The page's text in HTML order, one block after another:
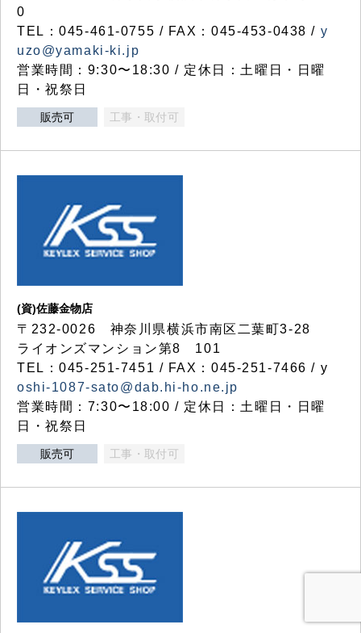
0
TEL：045-461-0755 / FAX：045-453-0438 / y
uzo@yamaki-ki.jp
営業時間：9:30〜18:30 / 定休日：土曜日・日曜
日・祝祭日
販売可 工事・取付可
(資)佐藤金物店
〒232-0026 神奈川県横浜市南区二葉町3-28
ライオンズマンション第8 101
TEL：045-251-7451 / FAX：045-251-7466 / y
oshi-1087-sato@dab.hi-ho.ne.jp
営業時間：7:30〜18:00 / 定休日：土曜日・日曜
日・祝祭日
販売可 工事・取付可